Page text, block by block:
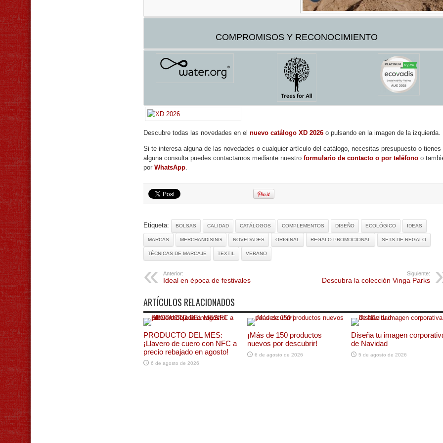
COMPROMISOS Y RECONOCIMIENTO
Descubre todas las novedades en el nuevo catálogo XD 2026 o pulsando en la imagen de la izquierda.
Si te interesa alguna de las novedades o cualquier artículo del catálogo, necesitas presupuesto o tienes
alguna consulta puedes contactarnos mediante nuestro formulario de contacto o por teléfono o
por WhatsApp.
Etiqueta: BOLSAS CALIDAD CATÁLOGOS COMPLEMENTOS DISEÑO ECOLÓGICO IDEAS
MARCAS MERCHANDISING NOVEDADES ORIGINAL REGALO PROMOCIONAL SETS DE REGALO
TÉCNICAS DE MARCAJE TEXTIL VERANO
Anterior:
Ideal en época de festivales
Siguiente:
Descubra la colección Vinga Parks
ARTÍCULOS RELACIONADOS
PRODUCTO DEL MES:
¡Llavero de cuero con NFC a
precio rebajado en agosto!
6 de agosto de 2026
¡Más de 150 productos
nuevos por descubrir!
6 de agosto de 2026
Diseña tu imagen
de Navidad
5 de agosto de 2026